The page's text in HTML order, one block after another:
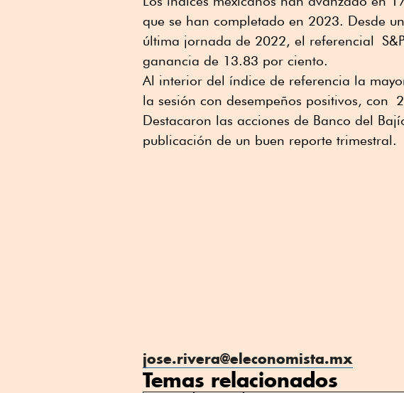
que se han completado en 2023. Desde
última jornada de 2022, el referencial
ganancia de 13.83 por ciento.
Al interior del índice de referencia la
la sesión con desempeños positivos, con
Destacaron las acciones de Banco del
publicación de un buen reporte trimestral.
jose.rivera@eleconomista.mx
Temas relacionados